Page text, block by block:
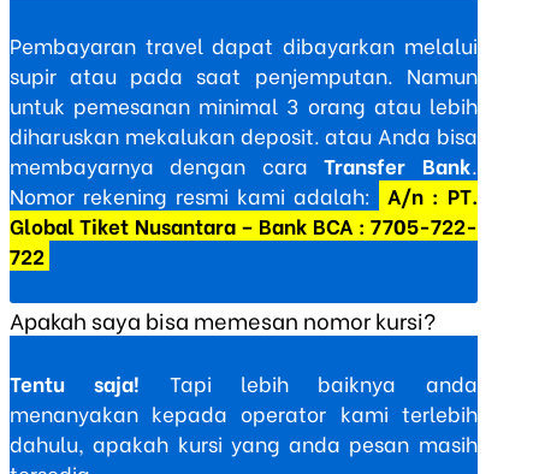
Pembayaran travel dapat dibayarkan melalui
supir atau pada saat penjemputan. Namun
untuk pemesanan minimal 3 orang atau lebih
diharuskan mekalukan deposit. atau Anda bisa
membayarnya dengan caraTransfer Bank.
Nomor rekening resmi kami adalah:
A/n : PT.
Global Tiket Nusantara – Bank BCA : 7705-722-
722
Apakah saya bisa memesan nomor kursi?
Tentu saja! Tapi lebih baiknya anda
menanyakan kepada operator kami terlebih
dahulu, apakah kursi yang anda pesan masih